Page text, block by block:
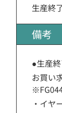
生産終
備考
●生産
お買い
・イヤ